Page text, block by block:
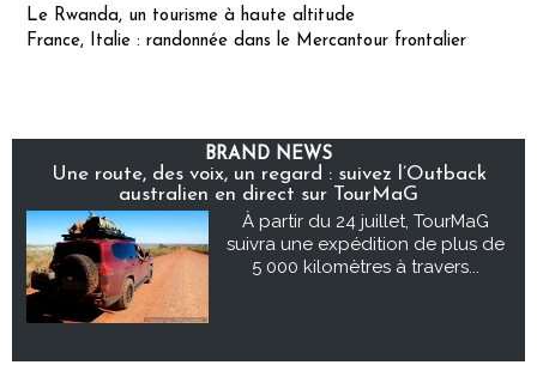
Le Rwanda, un tourisme à haute altitude
France, Italie : randonnée dans le Mercantour frontalier
BRAND NEWS
Une route, des voix, un regard : suivez l’Outback
australien en direct sur TourMaG
À partir du 24 juillet, TourMaG
suivra une expédition de plus de
5 000 kilomètres à travers...